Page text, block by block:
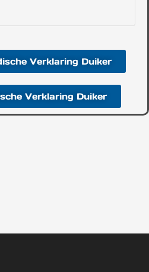
Verklaring Duiker
Verklaring Duiker